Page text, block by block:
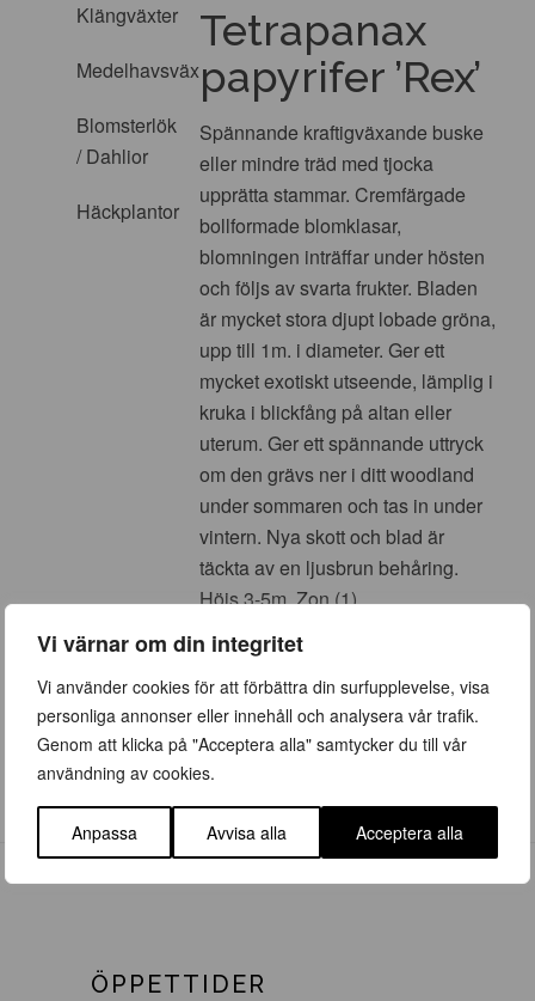
Vi värnar om din integritet
Vi använder cookies för att förbättra din surfupplevelse, visa
personliga annonser eller innehåll och analysera vår trafik.
Genom att klicka på "Acceptera alla" samtycker du till vår
användning av cookies.
Anpassa Avvisa alla Acceptera alla
Klängväxter
Medelhavsväxter
Blomsterlök
/ Dahlior
Häckplantor
Tetrapanax
papyrifer ’Rex’
Spännande kraftigväxande buske
eller mindre träd med tjocka
upprätta stammar. Cremfärgade
bollformade blomklasar,
blomningen inträffar under hösten
och följs av svarta frukter. Bladen
är mycket stora djupt lobade gröna,
upp till 1m. i diameter. Ger ett
mycket exotiskt utseende, lämplig i
kruka i blickfång på altan eller
uterum. Ger ett spännande uttryck
om den grävs ner i ditt woodland
under sommaren och tas in under
vintern. Nya skott och blad är
täckta av en ljusbrun behåring.
Höjs 3-5m. Zon (1).
ÖPPETTIDER